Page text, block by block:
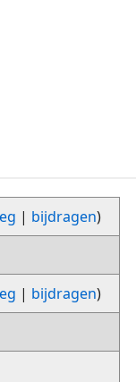
| bijdragen)
| bijdragen)